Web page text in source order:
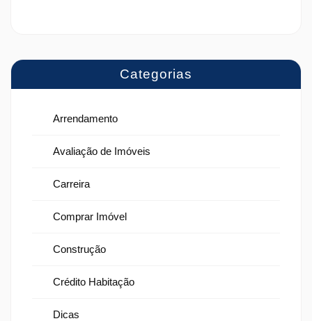
Categorias
Arrendamento
Avaliação de Imóveis
Carreira
Comprar Imóvel
Construção
Crédito Habitação
Dicas